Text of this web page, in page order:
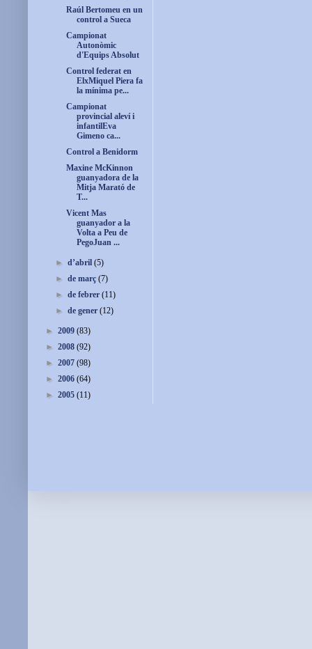
Raúl Bertomeu en un
control a Sueca
Campionat
Autonòmic
d'Equips Absolut
Control federat en
ElxMiquel Piera fa
la mínima pe...
Campionat
provincial aleví i
infantilEva
Gimeno ca...
Control a Benidorm
Maxine McKinnon
guanyadora de la
Mitja Marató de
T...
Vicent Mas
guanyador a la
Volta a Peu de
PegoJuan ...
►d’abril(5)
►de març(7)
►de febrer(11)
►de gener(12)
► 2009 (83)
► 2008 (92)
► 2007 (98)
► 2006 (64)
► 2005 (11)